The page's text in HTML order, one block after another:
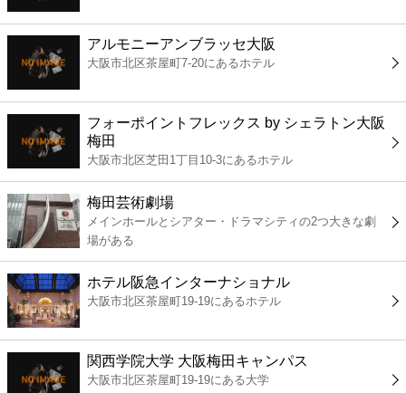
薬局
スーパー
エンタメ
レジャー
書店
ファミレス
カフェ
アルモニーアンブラッセ大阪
大阪市北区茶屋町7-20にあるホテル
フォーポイントフレックス by シェラトン大阪
梅田
大阪市北区芝田1丁目10-3にあるホテル
梅田芸術劇場
メインホールとシアター・ドラマシティの2つ大きな劇
場がある
ホテル阪急インターナショナル
大阪市北区茶屋町19-19にあるホテル
関西学院大学 大阪梅田キャンパス
大阪市北区茶屋町19-19にある大学